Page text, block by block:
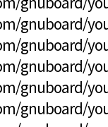
gnuboard/
gnuboard/
gnuboard/
gnuboard/
gnuboard/